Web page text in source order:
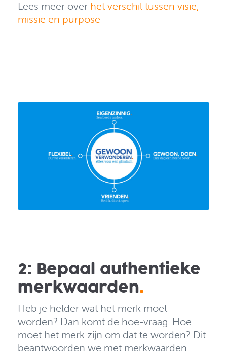
Lees meer over het verschil tussen visie,
missie en purpose
2: Bepaal authentieke
merkwaarden.
Heb je helder wat het merk moet
worden? Dan komt de hoe-vraag. Hoe
moet het merk zijn om dat te worden? Dit
beantwoorden we met merkwaarden.